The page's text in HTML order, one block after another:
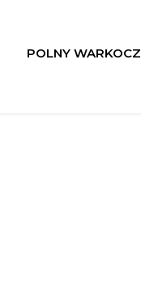
POLNY WARKOCZ